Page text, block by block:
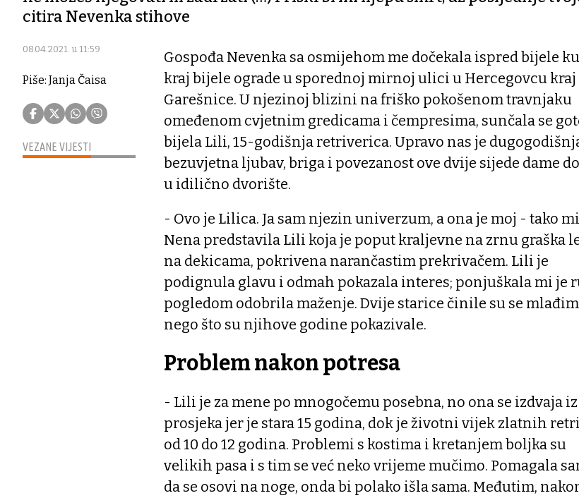
citira Nevenka stihove
08.04.2021. u 11:59
Piše: Janja Čaisa
VEZANE VIJESTI
Gospođa Nevenka sa osmijehom me dočekala ispred bijele
kraj bijele ograde u sporednoj mirnoj ulici u Hercegovcu kraj
Garešnice. U njezinoj blizini na friško pokošenom travnjaku
omeđenom cvjetnim gredicama i čempresima, sunčala se
bijela Lili, 15-godišnja retriverica. Upravo nas je
bezuvjetna ljubav, briga i povezanost ove dvije sijede dame
u idilično dvorište.
- Ovo je Lilica. Ja sam njezin univerzum, a ona je moj - tako
Nena predstavila Lili koja je poput kraljevne na zrnu graška
na dekicama, pokrivena narančastim prekrivačem. Lili je
podignula glavu i odmah pokazala interes; ponjuškala mi je
pogledom odobrila maženje. Dvije starice činile su se
nego što su njihove godine pokazivale.
Problem nakon potresa
- Lili je za mene po mnogočemu posebna, no ona se izdvaja iz
prosjeka jer je stara 15 godina, dok je životni vijek zlatnih
od 10 do 12 godina. Problemi s kostima i kretanjem boljka su
velikih pasa i s tim se već neko vrijeme mučimo. Pomagala
da se osovi na noge, onda bi polako išla sama. Međutim,